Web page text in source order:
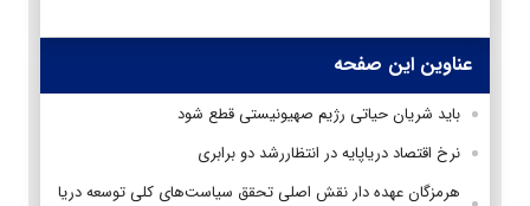
عناوین این صفحه
باید شریان حیاتی رژیم صهیونیستی قطع شود
نرخ اقتصاد درياپايه در انتظاررشد دو برابری
هرمزگان عهده دار نقش اصلی تحقق سیاست‌های کلی توسعه دریا